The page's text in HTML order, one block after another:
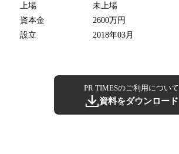
上場
未上場
資本金
2600万円
設立
2018年03月
PR TIMESのご利用について
資料をダウンロード